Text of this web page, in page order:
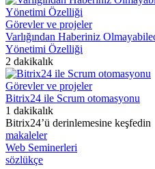
Görevler ve projeler
Varlığından Haberiniz
Yönetimi Özelliği
2 dakikalık
Görevler ve projeler
Bitrix24 ile Scrum otomasyonu
1 dakikalık
Bitrix24’ü derinlemesine keşfedin
makaleler
Web Seminerleri
sözlükçe